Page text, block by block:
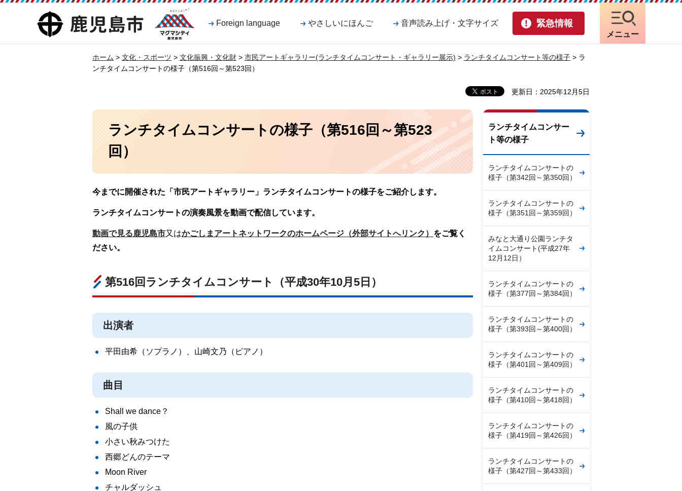
鹿児島市
マグマシティ
鹿児島市
Foreign language やさしいにほんご 音声読み上げ・文字サイズ 緊急情報
メニュー
ホーム > 文化・スポーツ > 文化振興・文化財 > 市民アートギャラリー(ランチタイムコンサート・ギャラリー展示) > ランチタイムコンサート等の様子 > ラ
ンチタイムコンサートの様子（第516回～第523回）
更新日：2025年12月5日
ランチタイムコンサートの様子（第516回～第523
回）
今までに開催された「市民アートギャラリー」ランチタイムコンサートの様子をご紹介します。
ランチタイムコンサートの演奏風景を動画で配信しています。
動画で見る鹿児島市又はかごしまアートネットワークのホームページ（外部サイトへリンク） をご覧く
ださい。
第516回ランチタイムコンサート（平成30年10月5日）
出演者
平田由希（ソプラノ）、山崎文乃（ピアノ）
曲目
Shall we dance？
風の子供
小さい秋みつけた
西郷どんのテーマ
Moon River
チャルダッシュ
ランチタイムコンサー
ト等の様子
ランチタイムコンサートの
様子（第342回～第350回）
ランチタイムコンサートの
様子（第351回～第359回）
みなと大通り公園ランチタ
イムコンサート(平成27年
12月12日）
ランチタイムコンサートの
様子（第377回～第384回）
ランチタイムコンサートの
様子（第393回～第400回）
ランチタイムコンサートの
様子（第401回～第409回）
ランチタイムコンサートの
様子（第410回～第418回）
ランチタイムコンサートの
様子（第419回～第426回）
ランチタイムコンサートの
様子（第427回～第433回）